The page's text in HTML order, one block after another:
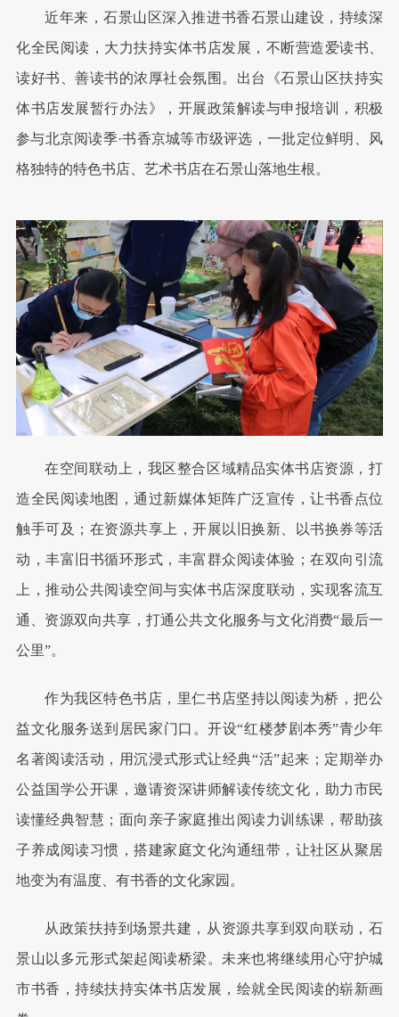
近年来，石景山区深入推进书香石景山建设，持续深
化全民阅读，大力扶持实体书店发展，不断营造爱读书、
读好书、善读书的浓厚社会氛围。出台《石景山区扶持实
体书店发展暂行办法》，开展政策解读与申报培训，积极
参与北京阅读季·书香京城等市级评选，一批定位鲜明、风
格独特的特色书店、艺术书店在石景山落地生根。
在空间联动上，我区整合区域精品实体书店资源，打
造全民阅读地图，通过新媒体矩阵广泛宣传，让书香点位
触手可及；在资源共享上，开展以旧换新、以书换券等活
动，丰富旧书循环形式，丰富群众阅读体验；在双向引流
上，推动公共阅读空间与实体书店深度联动，实现客流互
通、资源双向共享，打通公共文化服务与文化消费“最后一
公里”。
作为我区特色书店，里仁书店坚持以阅读为桥，把公
益文化服务送到居民家门口。开设“红楼梦剧本秀”青少年
名著阅读活动，用沉浸式形式让经典“活”起来；定期举办
公益国学公开课，邀请资深讲师解读传统文化，助力市民
读懂经典智慧；面向亲子家庭推出阅读力训练课，帮助孩
子养成阅读习惯，搭建家庭文化沟通纽带，让社区从聚居
地变为有温度、有书香的文化家园。
从政策扶持到场景共建，从资源共享到双向联动，石
景山以多元形式架起阅读桥梁。未来也将继续用心守护城
市书香，持续扶持实体书店发展，绘就全民阅读的崭新画